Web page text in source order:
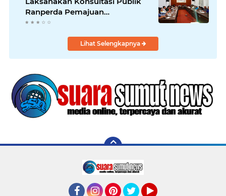
Ranperda Pemajuan
Kebudayaan Daerah
Lihat Selengkapnya